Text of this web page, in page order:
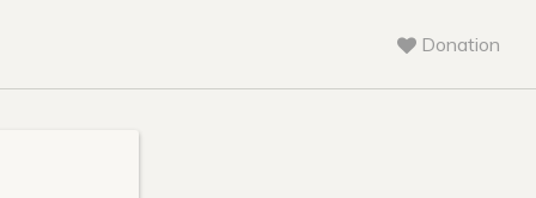
Donation